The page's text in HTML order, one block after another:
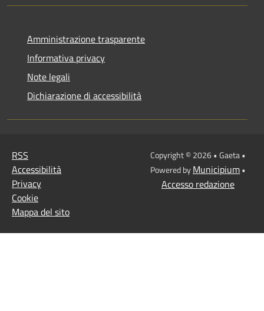
Amministrazione trasparente
Informativa privacy
Note legali
Dichiarazione di accessibilità
RSS
Accessibilità
Privacy
Cookie
Mappa del sito
Copyright © 2026 • Gaeta •
Powered byMunicipium•
Accesso redazione